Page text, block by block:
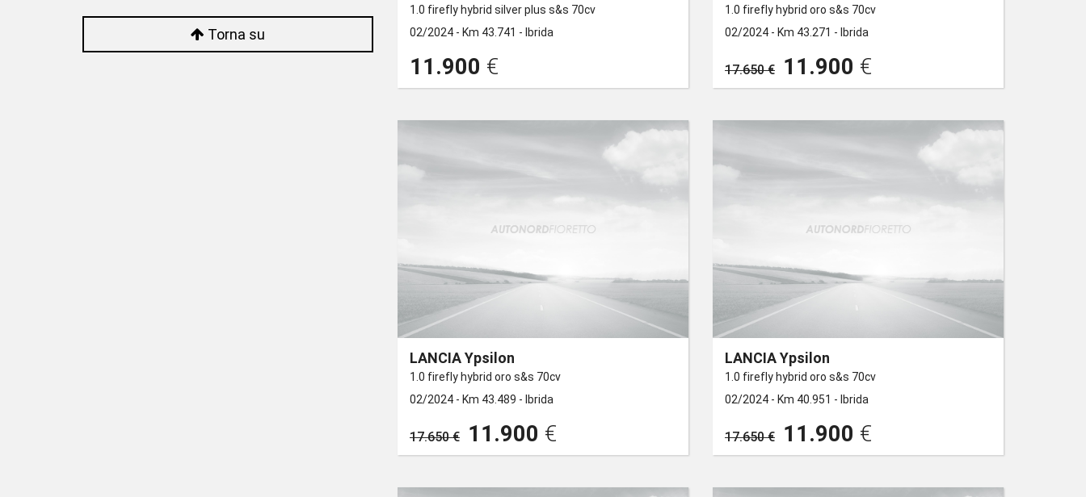
Torna su
1.0 firefly hybrid silver plus s&s 70cv
02/2024 - Km 43.741 - Ibrida
11.900 €
1.0 firefly hybrid oro s&s 70cv
02/2024 - Km 43.271 - Ibrida
17.650 € 11.900 €
LANCIA Ypsilon
1.0 firefly hybrid oro s&s 70cv
02/2024 - Km 43.489 - Ibrida
17.650 € 11.900 €
LANCIA Ypsilon
1.0 firefly hybrid oro s&s 70cv
02/2024 - Km 40.951 - Ibrida
17.650 € 11.900 €